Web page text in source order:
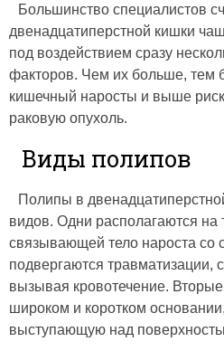
Большинство специалистов
двенадцатиперстной кишки
под воздействием сразу
факторов. Чем их больше, тем
кишечный наросты и выше
раковую опухоль.
Виды полипов
Полипы в
видов. Одни располагаются на
связывающей тело нароста со
подвергаются травматизации,
вызывая кровотечение.
широком и коротком
выступающую над